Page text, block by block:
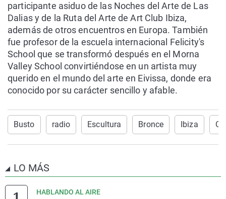
participante asiduo de las Noches del Arte de Las
Dalias y de la Ruta del Arte de Art Club Ibiza,
además de otros encuentros en Europa. También
fue profesor de la escuela internacional Felicity's
School que se transformó después en el Morna
Valley School convirtiéndose en un artista muy
querido en el mundo del arte en Eivissa, donde era
conocido por su carácter sencillo y afable.
Busto radio Escultura Bronce Ibiza
LO MÁS
HABLANDO AL AIRE